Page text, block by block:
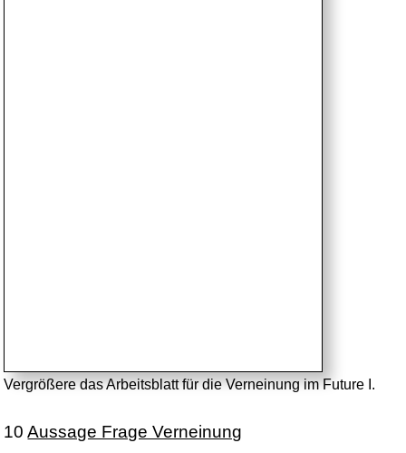
Vergrößere das Arbeitsblatt für die Verneinung im Future I.
10Aussage Frage Verneinung